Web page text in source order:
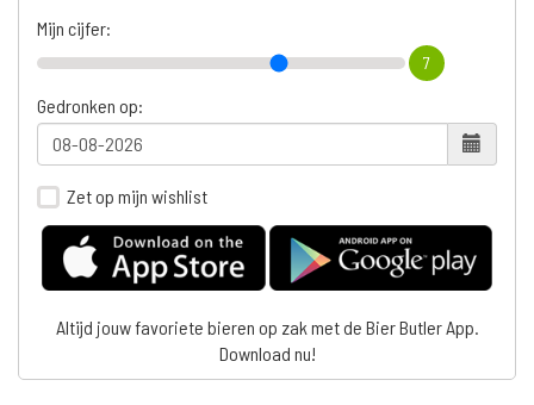
Mijn cijfer:
7
Gedronken op:
Zet op mijn wishlist
Altijd jouw favoriete bieren op zak met de Bier Butler App.
Download nu!